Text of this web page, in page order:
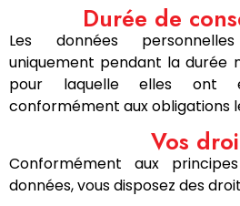
Durée de
Les données
uniquement pendant la durée
pour laquelle elles ont
conformément aux obligations
Vos
Conformément aux
données, vous disposez des